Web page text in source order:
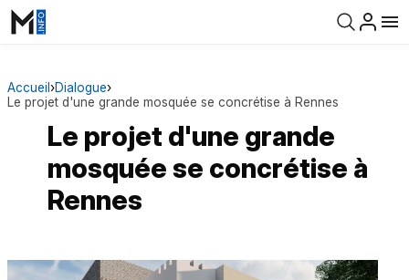
Accueil ›Dialogue›
Le projet d'une grande mosquée se concrétise à Rennes
Le projet d'une grande
mosquée se concrétise à
Rennes